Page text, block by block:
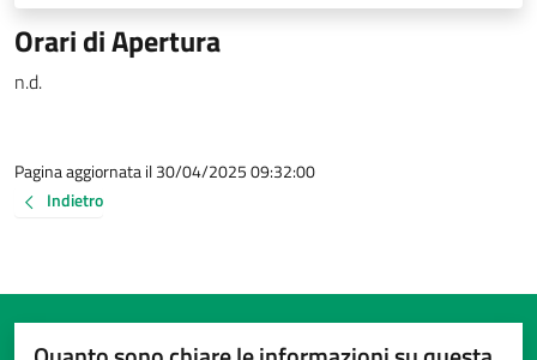
Orari di Apertura
n.d.
Pagina aggiornata il 30/04/2025 09:32:00
Indietro